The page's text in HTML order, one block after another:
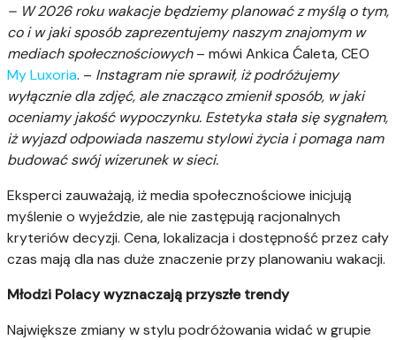
– W 2026 roku wakacje będziemy planować z myślą o tym,
co i w jaki sposób zaprezentujemy naszym znajomym w
mediach społecznościowych– mówi Ankica Ćaleta, CEO
MyLuxoria. – Instagram nie sprawił, iż podróżujemy
wyłącznie dla zdjęć, ale znacząco zmienił sposób, w jaki
oceniamy jakość wypoczynku. Estetyka stała się sygnałem,
iż wyjazd odpowiada naszemu stylowi życia i pomaga nam
budować swój wizerunek w sieci.
Eksperci zauważają, iż media społecznościowe inicjują
myślenie o wyjeździe, ale nie zastępują racjonalnych
kryteriów decyzji. Cena, lokalizacja i dostępność przez cały
czas mają dla nas duże znaczenie przy planowaniu wakacji.
Młodzi Polacy wyznaczają przyszłe trendy
Największe zmiany w stylu podróżowania widać w grupie